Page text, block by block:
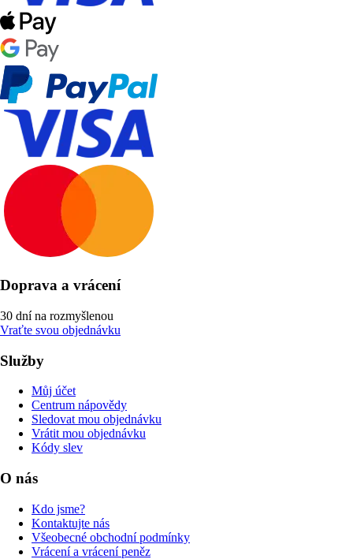
Doprava a vrácení
30 dní na rozmyšlenou
Vraťte svou objednávku
Služby
Můj účet
Centrum nápovědy
Sledovat mou objednávku
Vrátit mou objednávku
Kódy slev
O nás
Kdo jsme?
Kontaktujte nás
Všeobecné obchodní podmínky
Vrácení a vrácení peněz